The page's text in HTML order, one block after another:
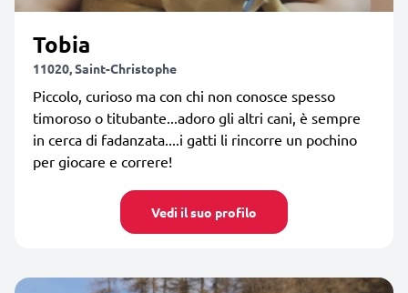
Tobia
11020, Saint-Christophe
Piccolo, curioso ma con chi non conosce spesso
timoroso o titubante...adoro gli altri cani, è sempre
in cerca di fadanzata....i gatti li rincorre un pochino
per giocare e correre!
Vedi il suo profilo